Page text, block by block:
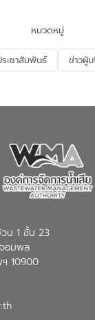
ด้านน้ำของประเ
รองรับการเติบ
ลงทุนในอุตสาห
มุ่งตอบโจทย์คว
ในครั้งนี้เป็นกา
(อจน.) มาผสาน
เทคโนโลยีโครง
ของอีสท์ วอเต
เทคโนโลยีการ
Reuse) และพัฒ
ใช้น้ำที่พุ่งสูงขึ้น
การองค์การจัด
หมวดหมู่
ระชาสัมพันธ์ ข่าวผู้บ
วน 1 ชั้น 23
อมพล
10900